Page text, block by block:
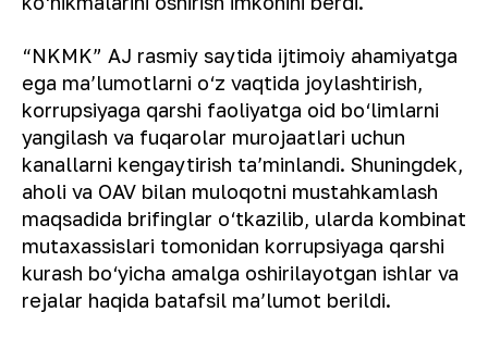
“NKMK” AJ rasmiy saytida ijtimoiy ahamiyatga
ega maʼlumotlarni o‘z vaqtida joylashtirish,
korrupsiyaga qarshi faoliyatga oid bo‘limlarni
yangilash va fuqarolar murojaatlari uchun
kanallarni kengaytirish taʼminlandi. Shuningdek,
aholi va OAV bilan muloqotni mustahkamlash
maqsadida brifinglar o‘tkazilib, ularda kombinat
mutaxassislari tomonidan korrupsiyaga qarshi
kurash bo‘yicha amalga oshirilayotgan ishlar va
rejalar haqida batafsil maʼlumot berildi.